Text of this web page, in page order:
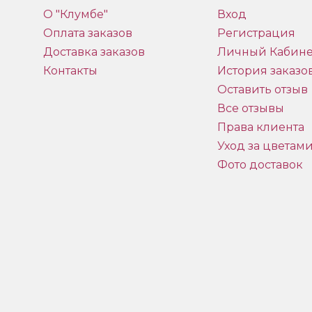
О "Клумбе"
Оплата заказов
Доставка заказов
Контакты
Вход
Регистрация
Личный
История
Оставить отзыв
Все отзывы
Права клиента
Уход за
Фото доставок